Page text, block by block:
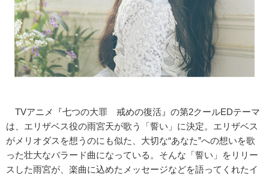
TVアニメ『七つの大罪 戒めの復活』の第2クールEDテーマ
は、エリザベス役の雨宮天が歌う「誓い」に決定。エリザベス
がメリオダスを想うのにも似た、大切な“あなた”への想いを歌
った壮大なバラード曲になっている。そんな「誓い」をリリー
スした雨宮が、楽曲に込めたメッセージなどを語ってくれたイ